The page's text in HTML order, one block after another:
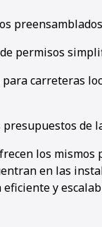
preensamblados
permisos
carreteras
de
los
en las
y